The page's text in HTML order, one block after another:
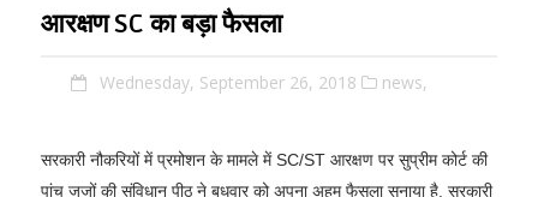
आरक्षण SC का बड़ा फैसला
Wednesday, September 26, 2018 news,
सरकारी नौकरियों में प्रमोशन के मामले में SC/ST आरक्षण पर सुप्रीम कोर्ट की
पांच जजों की संविधान पीठ ने बुधवार को अपना अहम फैसला सुनाया है. सरकारी